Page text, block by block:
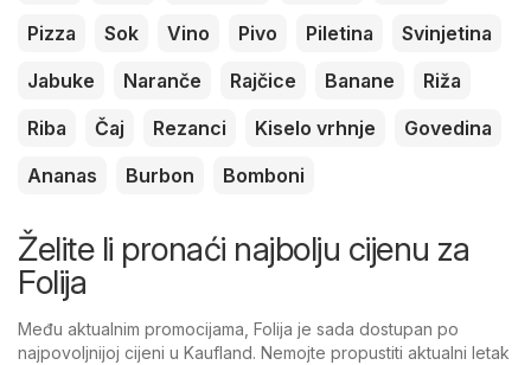
Pizza
Sok Vino Pivo Piletina
Svinjetina
Jabuke
Naranče Rajčice Banane
Riža
Riba
Čaj Rezanci Kiselo vrhnje
Govedina
Ananas
Burbon Bomboni
Želite li pronaći najbolju cijenu za
Folija
Među aktualnim promocijama, Folija je sada dostupan po
najpovoljnijoj cijeni u Kaufland. Nemojte propustiti aktualni letak